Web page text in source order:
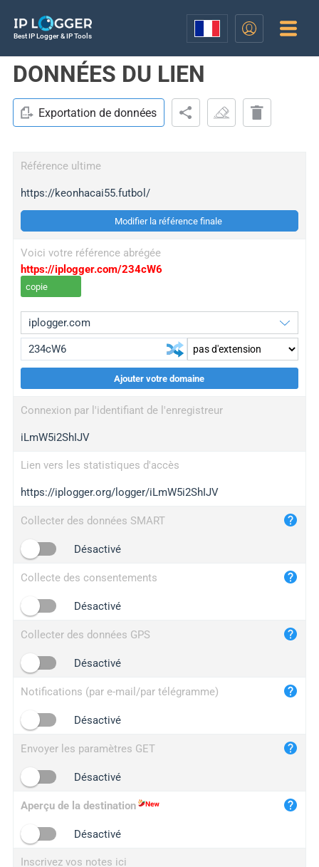
Best IP Logger & IP Tools
DONNÉES DU LIEN
Exportation de données
Référence ultime
https://keonhacai55.futbol/
Modifier la référence finale
Voici votre référence abrégée
https://iplogger.com/234cW6
copie
wl.gl
ed.tc
iplogger.com
maper.info
2no.co
yip.su
iplogger.info
Ajouter votre domaine
Connexion par l'identifiant de l'enregistreur
iLmW5i2ShIJV
Lien vers les statistiques d'accès
https://iplogger.org/logger/iLmW5i2ShIJV
Collecter des données SMART
Désactivé
Collecte des consentements
Désactivé
Collecter des données GPS
Désactivé
Notifications (par e-mail/par télégramme)
Désactivé
Envoyer les paramètres GET
Désactivé
Aperçu de la destination
Désactivé
Inscrivez vos notes ici